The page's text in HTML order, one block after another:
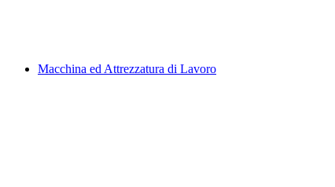
Macchina ed Attrezzatura di Lavoro